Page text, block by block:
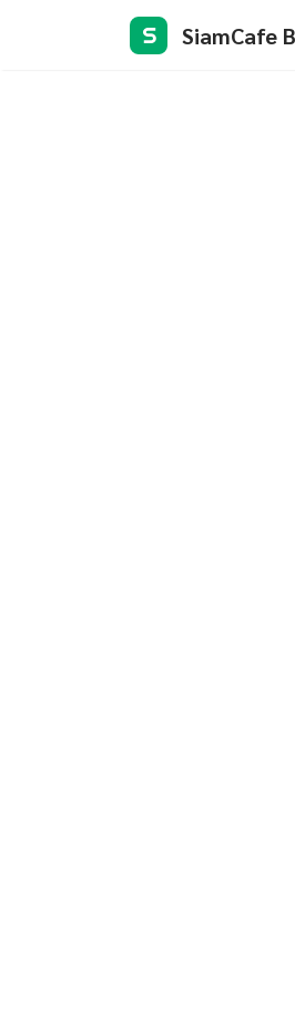
S SiamCafe